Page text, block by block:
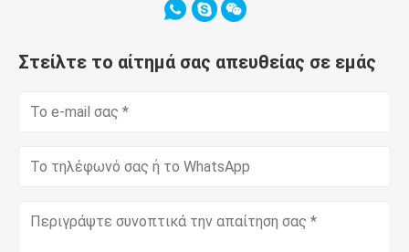
Στείλτε το αίτημά σας απευθείας σε εμάς